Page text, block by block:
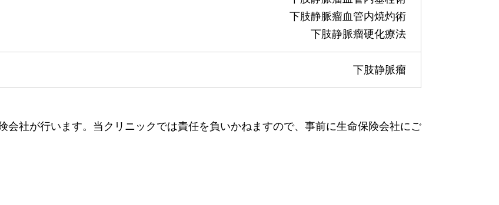
下肢静脈瘤血管内焼灼術
下肢静脈瘤硬化療法
下肢静脈瘤
会社が行います。当クリニックでは責任を負いかねますので、事前に生命保険会社にご